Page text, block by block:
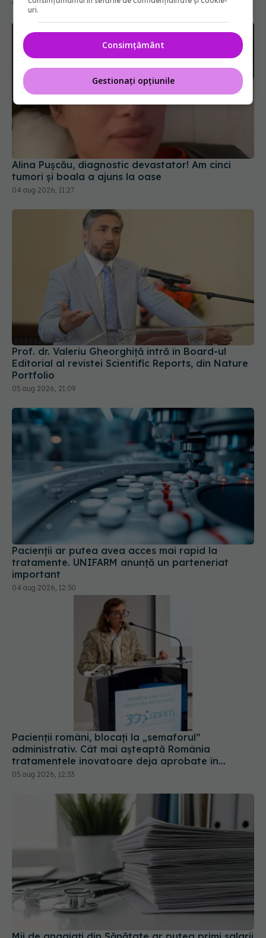
07 aug 2026, 16:41
Alina Pușcău, diagnostic devastator! Am cinci
tumori și boala a ajuns la oase
04 aug 2026, 11:27
Prof. dr. Valeriu Gheorghiță intră în Board-ul
Editorial al revistei Scientific Reports, din Nature
Portfolio
05 aug 2026, 21:09
Pacienții ar putea avea acces mai rapid la
tratamente. UNIFARM anunță un parteneriat
important
04 aug 2026, 12:30
Pacienții români, blocați la „semaforul”
administrativ. Cât mai așteaptă România
tratamentele inovatoare deja aprobate în
Europa
05 aug 2026, 12:33
uri.
Consimțământ
Gestionați opțiunile